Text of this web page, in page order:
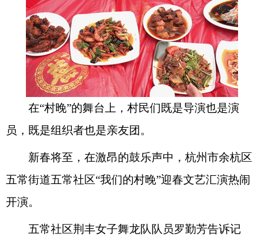
在“村晚”的舞台上，村民们既是导演也是演
员，既是组织者也是亲友团。
新春将至，在激昂的鼓乐声中，杭州市余杭区
五常街道五常社区“我们的村晚”迎春文艺汇演热闹
开演。
五常社区荆丰女子舞龙队队员罗勤芳告诉记